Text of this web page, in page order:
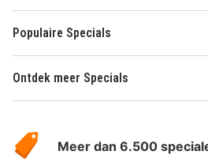
Populaire Specials
Ontdek meer Specials
HotelSpecials
Meer dan 6.500